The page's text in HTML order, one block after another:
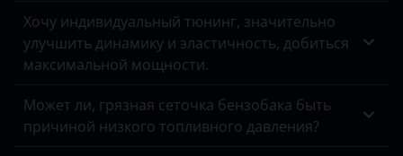
Mitsubishi
Nissan
Omoda
Хочу индивидуальный тюнинг, значительно
улучшить динамику и эластичность, добиться
максимальной мощности.
Может ли, грязная сеточка бензобака быть
причиной низкого топливного давления?